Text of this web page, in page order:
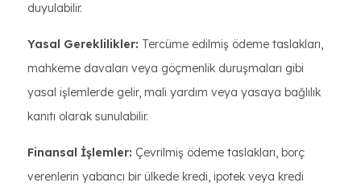
duyulabilir.
Yasal Gereklilikler: Tercüme edilmiş ödeme taslakları,
mahkeme davaları veya göçmenlik duruşmaları gibi
yasal işlemlerde gelir, mali yardım veya yasaya bağlılık
kanıtı olarak sunulabilir.
Finansal İşlemler: Çevrilmiş ödeme taslakları, borç
verenlerin yabancı bir ülkede kredi, ipotek veya kredi